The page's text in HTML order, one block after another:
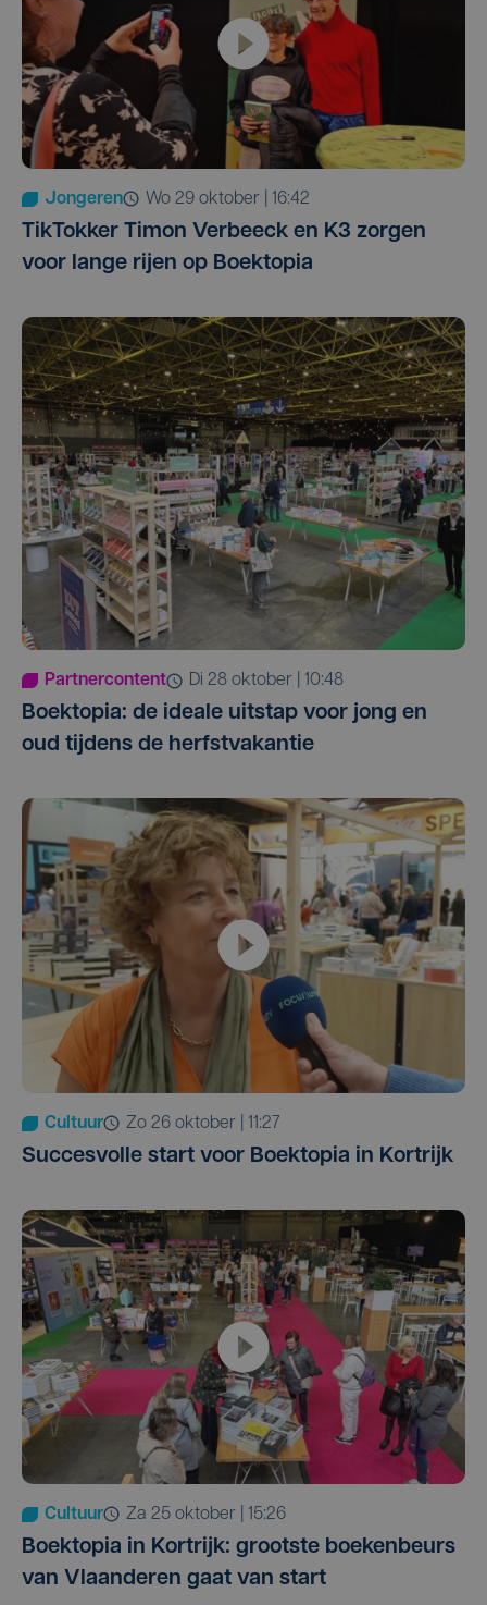
Jongeren wo 29 oktober | 16:42
TikTokker Timon Verbeeck en K3 zorgen
voor lange rijen op Boektopia
Partnercontent di 28 oktober | 10:48
Boektopia: de ideale uitstap voor jong en
oud tijdens de herfstvakantie
Cultuur zo 26 oktober | 11:27
Succesvolle start voor Boektopia in Kortrijk
Cultuur za 25 oktober | 15:26
Boektopia in Kortrijk: grootste boekenbeurs
van Vlaanderen gaat van start